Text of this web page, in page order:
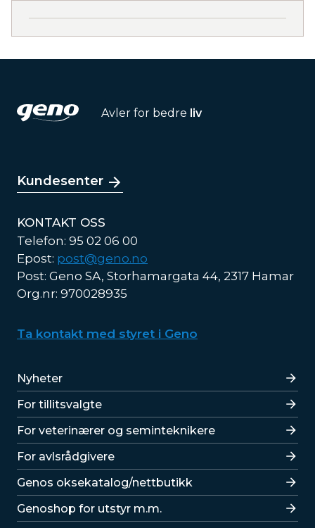
Avler for bedre liv
Kundesenter
KONTAKT OSS
Telefon: 95 02 06 00
Epost: post@geno.no
Post: Geno SA, Storhamargata 44, 2317 Hamar
Org.nr: 970028935
Ta kontakt med styret i Geno
Lenker
Nyheter
For tillitsvalgte
For veterinærer og seminteknikere
For avlsrådgivere
Lenker
Genos oksekatalog/nettbutikk
Genoshop for utstyr m.m.